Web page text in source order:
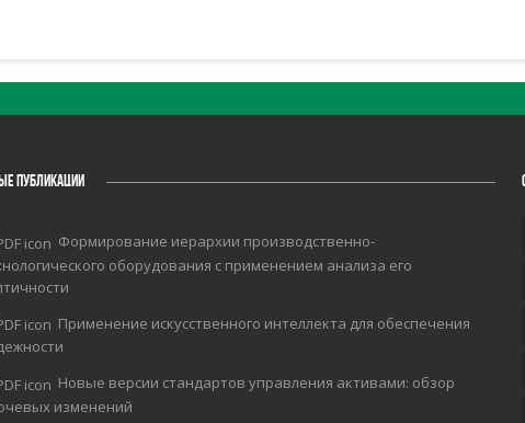
ПУБЛИКАЦИИ
Формирование иерархии производственно-
оборудования с применением анализа его
Применение искусственного интеллекта для обеспечения
Новые версии стандартов управления активами: обзор
изменений